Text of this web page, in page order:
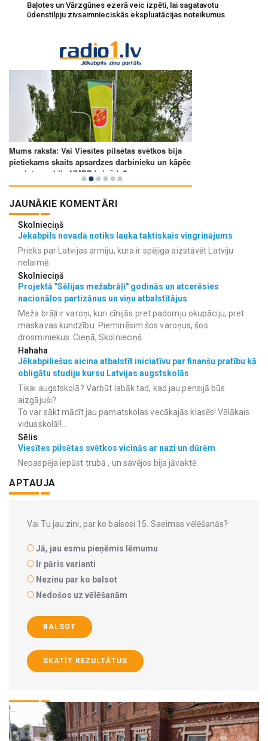
Baļotes un Vārzgūnes ezerā veic izpēti, lai sagatavotu
ūdenstilpju zivsaimnieciskās ekspluatācijas noteikumus
JAUNĀKIE KOMENTĀRI
Skolnieciņš
Jēkabpils novadā notiks lauka taktiskais vingrinājums
Prieks par Latvijas armiju, kura ir spējīga aizstāvēt Latviju
nelaimē.
Skolnieciņš
Projektā "Sēlijas mežabrāļi" godinās un atcerēsies
nacionālos partizānus un viņu atbalstītājus
Meža brāļi ir varoņi, kuri cīnijās pret padomju okupāciju, pret
maskavas kundzību. Pieminēsim šos varoņus, šos
drosminiekus. Cieņā, Skolnieciņš
Hahaha
Jēkabpiliešus aicina atbalstīt iniciatīvu par finanšu pratību kā
obligātu studiju kursu Latvijas augstskolās
Tikai augstskolā? Varbūt labāk tad, kad jau pensijā būs
aizgājuši?
To var sākt mācīt jau pamatskolas vecākajās klasēs! Vēlākais
vidusskolā!!...
Sēlis
Viesītes pilsētas svētkos vicinās ar nazi un dūrēm
Nepaspēja iepūst trubā , un savējos bija jāvaktē .
APTAUJA
Vai Tu jau zini, par ko balsosi 15. Saeimas vēlēšanās?
Jā, jau esmu pieņēmis lēmumu
Ir pāris varianti
Nezinu par ko balsot
Nedošos uz vēlēšanām
BALSOT
SKATĪT REZULTĀTUS